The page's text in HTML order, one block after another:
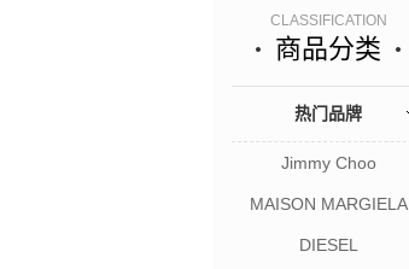
CLASSIFICATION
商品分类
热门品牌
Jimmy Choo
MAISON MARGIELA
DIESEL